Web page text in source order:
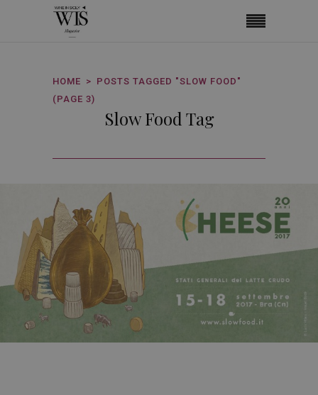
HOME
POSTS TAGGED "SLOW FOOD"
(PAGE 3)
Slow Food Tag